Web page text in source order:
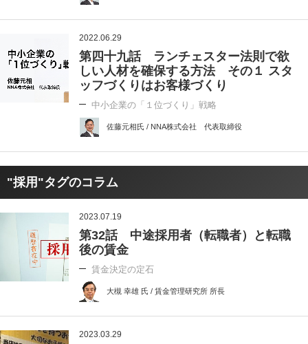
2022.06.29
第四十九話 ランチェスター法則で欲
しい人材を確保する方法 その１ スタ
ッフづくりはお客様づくり
中小企業の「１位づくり」戦略
佐藤元相氏 / NNA株式会社 代表取締役
"採用"タグのコラム
2023.07.19
第32話 中途採用者（転職者）と転職
後の賃金
賃金決定の定石
大槻 幸雄 氏 / 賃金管理研究所 所長
2023.03.29